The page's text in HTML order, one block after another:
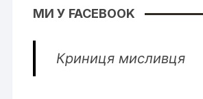
МИ У FACEBOOK
Криниця мисливця